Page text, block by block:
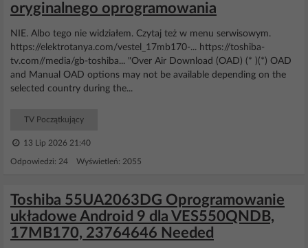
oryginalnego oprogramowania
NIE. Albo tego nie widziałem. Czytaj też w menu serwisowym.
https://elektrotanya.com/vestel_17mb170-... https://toshiba-
tv.com//media/gb-toshiba... "Over Air Download (OAD) (* )(*) OAD
and Manual OAD options may not be available depending on the
selected country during the...
TV Początkujący
13 Lip 2026 21:40
Odpowiedzi: 24 Wyświetleń: 2055
Toshiba 55UA2063DG Oprogramowanie
układowe Android 9 dla VES550QNDB,
17MB170, 23764646 Needed